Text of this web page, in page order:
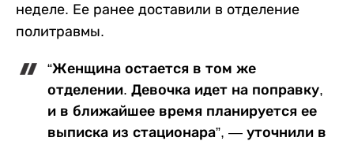
неделе. Ее ранее доставили в отделение
политравмы.
“Женщина остается в том же
отделении. Девочка идет на поправку,
и в ближайшее время планируется ее
выписка из стационара”, — уточнили в